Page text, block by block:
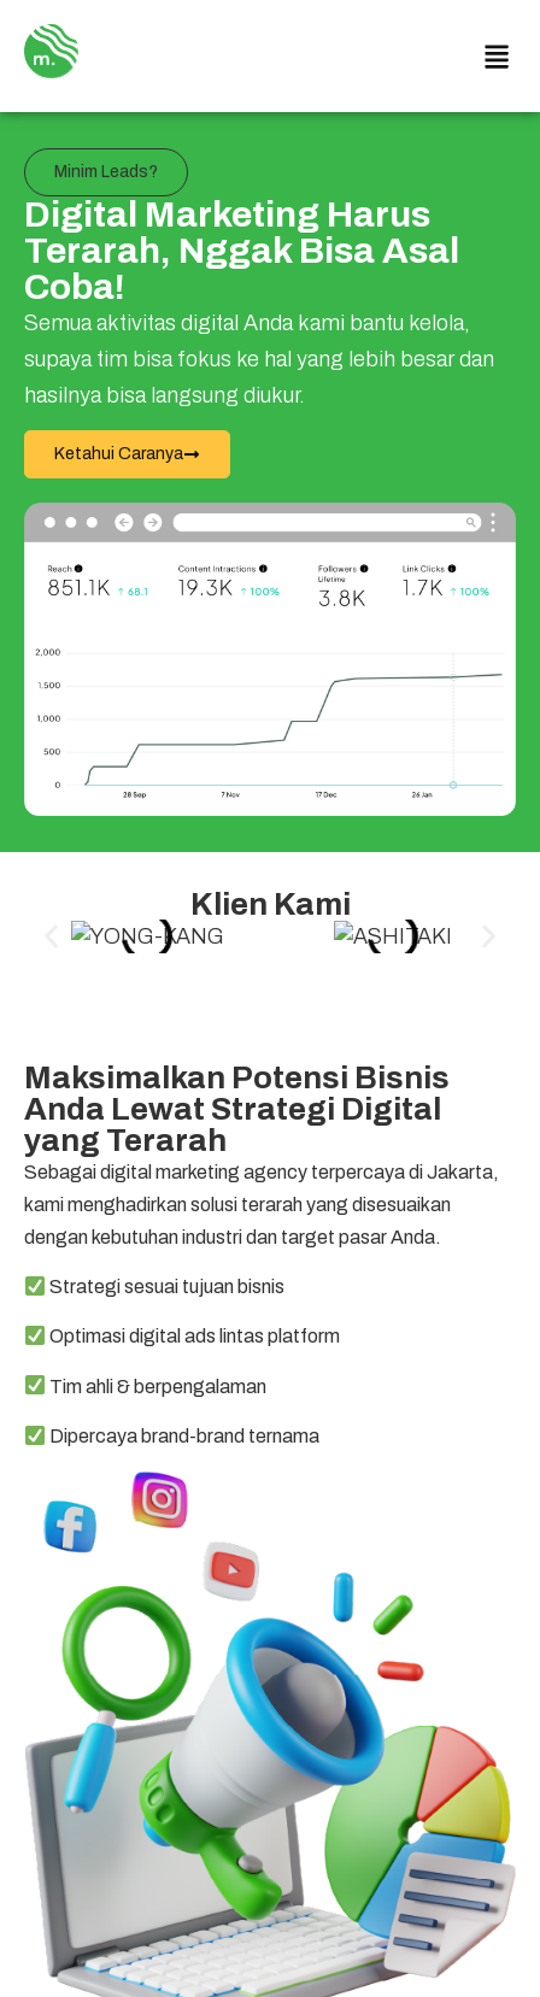
Minim Leads?
Digital Marketing Harus
Terarah, Nggak Bisa Asal
Coba!
Semua aktivitas digital Anda kami bantu kelola,
supaya tim bisa fokus ke hal yang lebih besar dan
hasilnya bisa langsung diukur.
Ketahui Caranya
Klien Kami
Maksimalkan Potensi Bisnis
Anda Lewat Strategi Digital
yang Terarah
Sebagai digital marketing agency terpercaya di Jakarta,
kami menghadirkan solusi terarah yang disesuaikan
dengan kebutuhan industri dan target pasar Anda.
Strategi sesuai tujuan bisnis
Optimasi digital ads lintas platform
Tim ahli & berpengalaman
Dipercaya brand-brand ternama